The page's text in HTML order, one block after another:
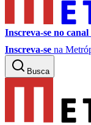
Inscreva-se no canal
Inscreva-se na
Busca